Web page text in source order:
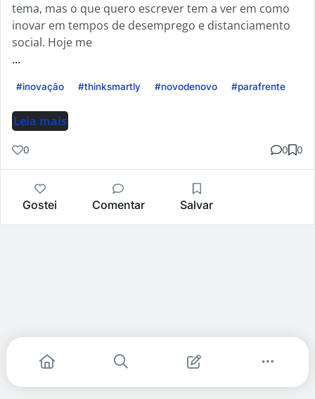
tema, mas o que quero escrever tem a ver em como
inovar em tempos de desemprego e distanciamento
social. Hoje me
...
#inovação #thinksmartly #novodenovo #parafrente
Leia mais
0 0 0
Gostei Comentar Salvar